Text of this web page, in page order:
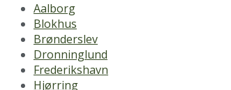
Aalborg
Blokhus
Brønderslev
Dronninglund
Frederikshavn
Hjørring